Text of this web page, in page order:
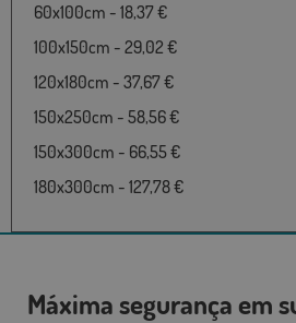
60x100cm - 18,37 €
100x150cm - 29,02 €
120x180cm - 37,67 €
150x250cm - 58,56 €
150x300cm - 66,55 €
180x300cm - 127,78 €
Máxima segurança em